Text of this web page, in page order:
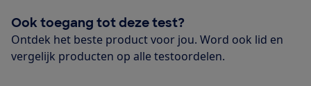
Ook toegang tot deze test?
Ontdek het beste product voor jou. Word ook lid en
vergelijk producten op alle testoordelen.